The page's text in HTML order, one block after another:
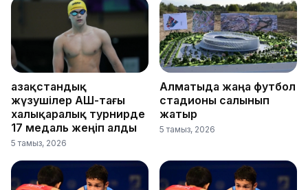
Қазақстандық
жүзушілер АҚШ-тағы
халықаралық турнирде
17 медаль жеңіп алды
5 тамыз, 2026
Алматыда жаңа футбол
стадионы салынып
жатыр
5 тамыз, 2026